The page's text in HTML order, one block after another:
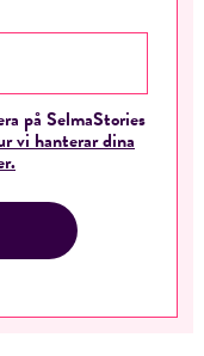
på SelmaStories
vi hanterar dina